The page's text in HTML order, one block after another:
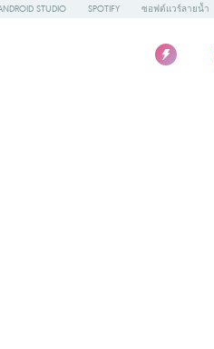
STUDIO SPOTIFY ซอฟต์แวร์ลายน้ำ